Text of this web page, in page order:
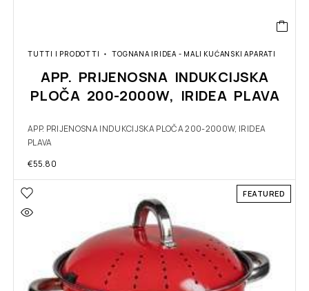
TUTTI I PRODOTTI TOGNANA IRIDEA - MALI KUĆANSKI APARATI
APP. PRIJENOSNA INDUKCIJSKA
PLOČA 200-2000W, IRIDEA PLAVA
APP. PRIJENOSNA INDUKCIJSKA PLOČA 200-2000W, IRIDEA
PLAVA
€55.80
FEATURED